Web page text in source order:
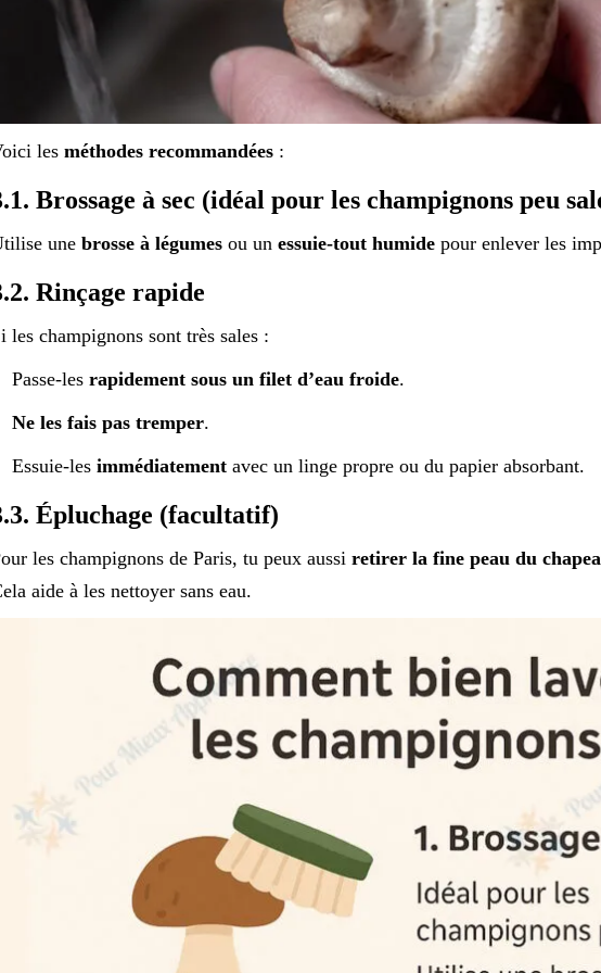
les méthodes recommandées:
Brossage à sec (idéal pour les champignons peu
une brosse à légumesou un essuie-tout humidepour enlever les
Rinçage rapide
les champignons sont très sales :
Passe-les rapidement sous un filet d’eau froide.
Ne les fais pas tremper.
Essuie-les immédiatementavec un linge propre ou du papier absorbant.
Épluchage (facultatif)
les champignons de Paris, tu peux aussi retirer la fine peau du
aide à les nettoyer sans eau.